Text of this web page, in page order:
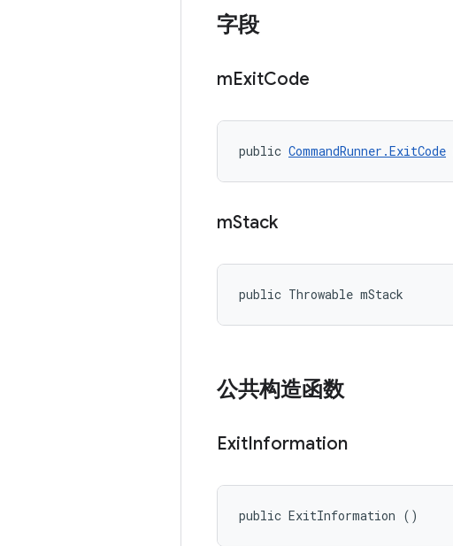
字段
mExitCode
public CommandRunner.ExitCode
mStack
public Throwable mStack
公共构造函数
ExitInformation
public ExitInformation ()